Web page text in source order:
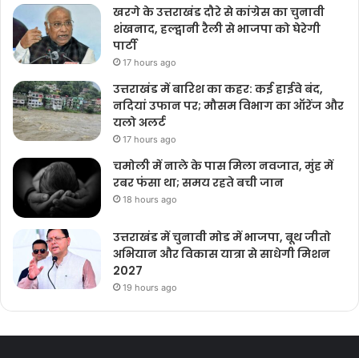
खरगे के उत्तराखंड दौरे से कांग्रेस का चुनावी
शंखनाद, हल्द्वानी रैली से भाजपा को घेरेगी
पार्टी
17 hours ago
उत्तराखंड में बारिश का कहर: कई हाईवे बंद,
नदियां उफान पर; मौसम विभाग का ऑरेंज और
यलो अलर्ट
17 hours ago
चमोली में नाले के पास मिला नवजात, मुंह में
रबर फंसा था; समय रहते बची जान
18 hours ago
उत्तराखंड में चुनावी मोड में भाजपा, बूथ जीतो
अभियान और विकास यात्रा से साधेगी मिशन
2027
19 hours ago